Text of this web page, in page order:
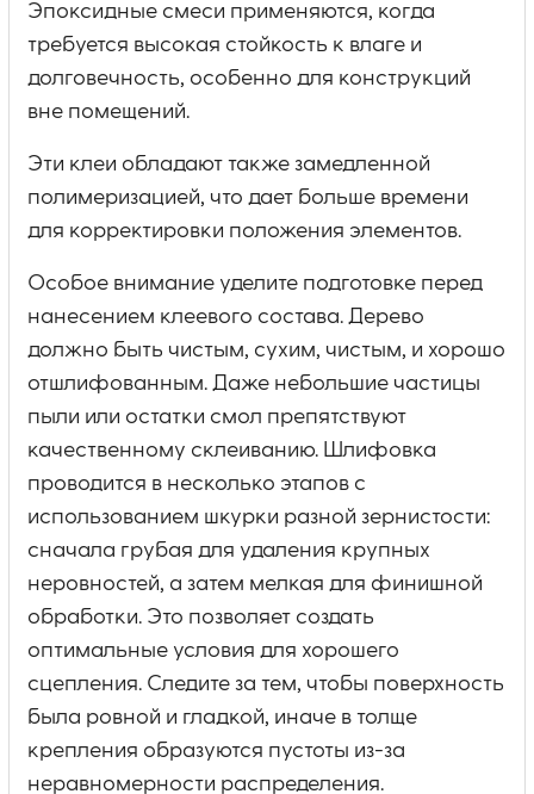
Эпоксидные смеси применяются, когда
требуется высокая стойкость к влаге и
долговечность, особенно для конструкций
вне помещений.
Эти клеи обладают также замедленной
полимеризацией, что дает больше времени
для корректировки положения элементов.
Особое внимание уделите подготовке перед
нанесением клеевого состава. Дерево
должно быть чистым, сухим, чистым, и хорошо
отшлифованным. Даже небольшие частицы
пыли или остатки смол препятствуют
качественному склеиванию. Шлифовка
проводится в несколько этапов с
использованием шкурки разной зернистости:
сначала грубая для удаления крупных
неровностей, а затем мелкая для финишной
обработки. Это позволяет создать
оптимальные условия для хорошего
сцепления. Следите за тем, чтобы поверхность
была ровной и гладкой, иначе в толще
крепления образуются пустоты из-за
неравномерности распределения.